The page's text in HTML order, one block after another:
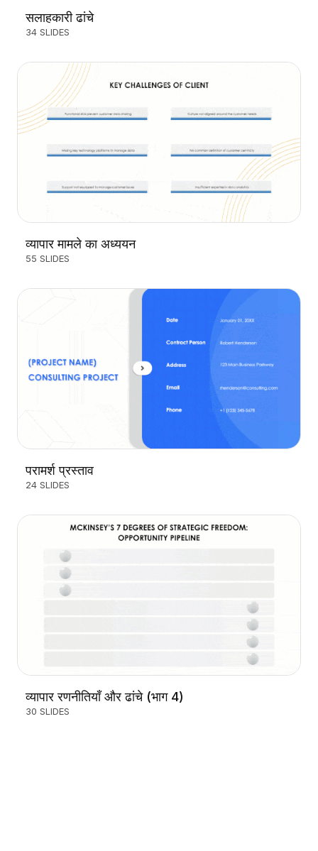
सलाहकारी ढांचे
34 SLIDES
व्यापार मामले का अध्ययन
55 SLIDES
परामर्श प्रस्ताव
24 SLIDES
व्यापार रणनीतियाँ और ढांचे (भाग 4)
30 SLIDES